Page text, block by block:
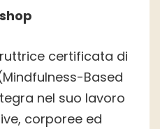
certificata di
Based
nel suo lavoro
corporee ed